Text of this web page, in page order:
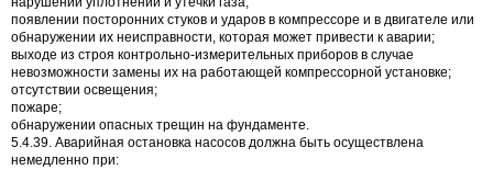
появлении посторонних стуков и ударов в компрессоре и в двигателе или
обнаружении их неисправности, которая может привести к аварии;
выходе из строя контрольно-измерительных приборов в случае
невозможности замены их на работающей компрессорной установке;
отсутствии освещения;
пожаре;
обнаружении опасных трещин на фундаменте.
5.4.39. Аварийная остановка насосов должна быть осуществлена
немедленно при: